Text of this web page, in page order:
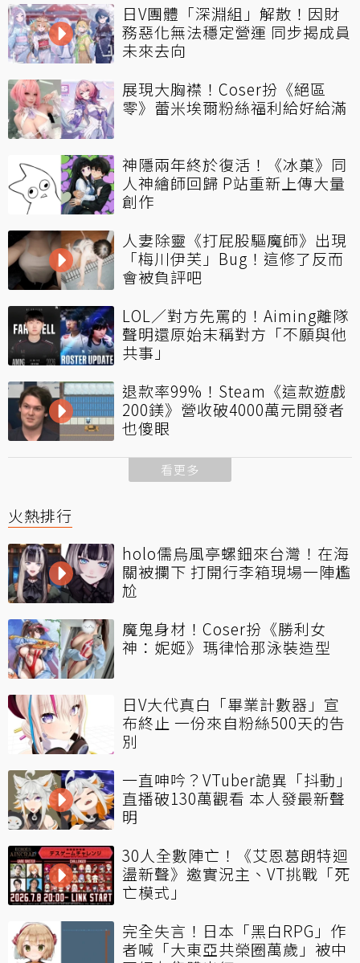
日V團體「深淵組」解散！因財
務惡化無法穩定營運 同步揭成員
未來去向
展現大胸襟！Coser扮《絕區
零》蕾米埃爾粉絲福利給好給滿
神隱兩年終於復活！《冰菓》同
人神繪師回歸 P站重新上傳大量
創作
人妻除靈《打屁股驅魔師》出現
「梅川伊芙」Bug！這修了反而
會被負評吧
LOL／對方先罵的！Aiming離隊
聲明還原始末稱對方「不願與他
共事」
退款率99%！Steam《這款遊戲
200鎂》營收破4000萬元開發者
也傻眼
看更多
火熱排行
holo儒烏風亭螺鈿來台灣！在海
關被攔下 打開行李箱現場一陣尷
尬
魔鬼身材！Coser扮《勝利女
神：妮姬》瑪律恰那泳裝造型
日V大代真白「畢業計數器」宣
布終止 一份來自粉絲500天的告
別
一直呻吟？VTuber詭異「抖動」
直播破130萬觀看 本人發最新聲
明
30人全數陣亡！《艾恩葛朗特迴
盪新聲》邀實況主、VT挑戰「死
亡模式」
完全失言！日本「黑白RPG」作
者喊「大東亞共榮圈萬歲」被中